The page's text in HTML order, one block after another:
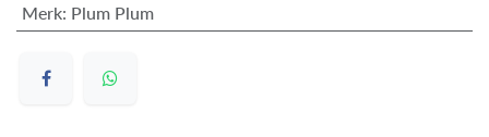
Merk: Plum Plum